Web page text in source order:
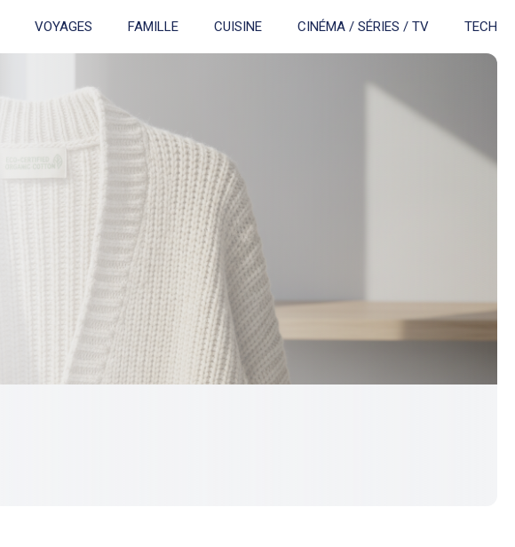
VOYAGES FAMILLE CUISINE CINÉMA / SÉRIES / TV TECH